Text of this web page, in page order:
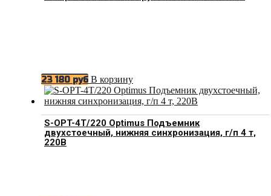
23 180 руб В корзину
S-OPT-4T/220 Optimus Подъемник
двухстоечный, нижняя синхронизация, г/п 4 т,
220В